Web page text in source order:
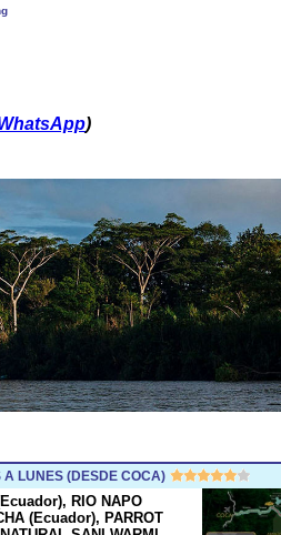
)
LUNES (DESDE COCA)
RIO NAPO
(Ecuador), PARROT